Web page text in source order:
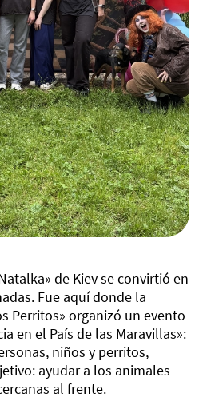
de Kiev se convirtió en
Fue aquí donde la
Perritos» organizó un evento
en el País de las Maravillas»:
niños y perritos,
ayudar a los animales
al frente.